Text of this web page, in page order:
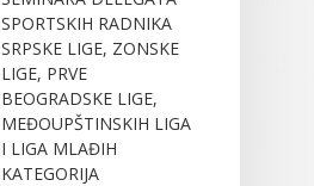
SPORTSKIH RADNIKA
SRPSKE LIGE, ZONSKE
LIGE, PRVE
BEOGRADSKE LIGE,
MEĐOUPŠTINSKIH LIGA
I LIGA MLAĐIH
KATEGORIJA